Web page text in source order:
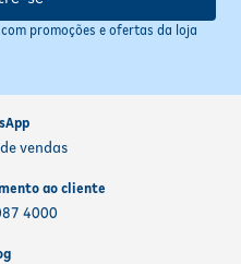
promoções e ofertas da loja
vendas
ao cliente
4000